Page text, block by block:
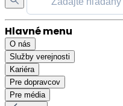
Hlavné menu
O nás
Služby verejnosti
Kariéra
Pre dopravcov
Pre média